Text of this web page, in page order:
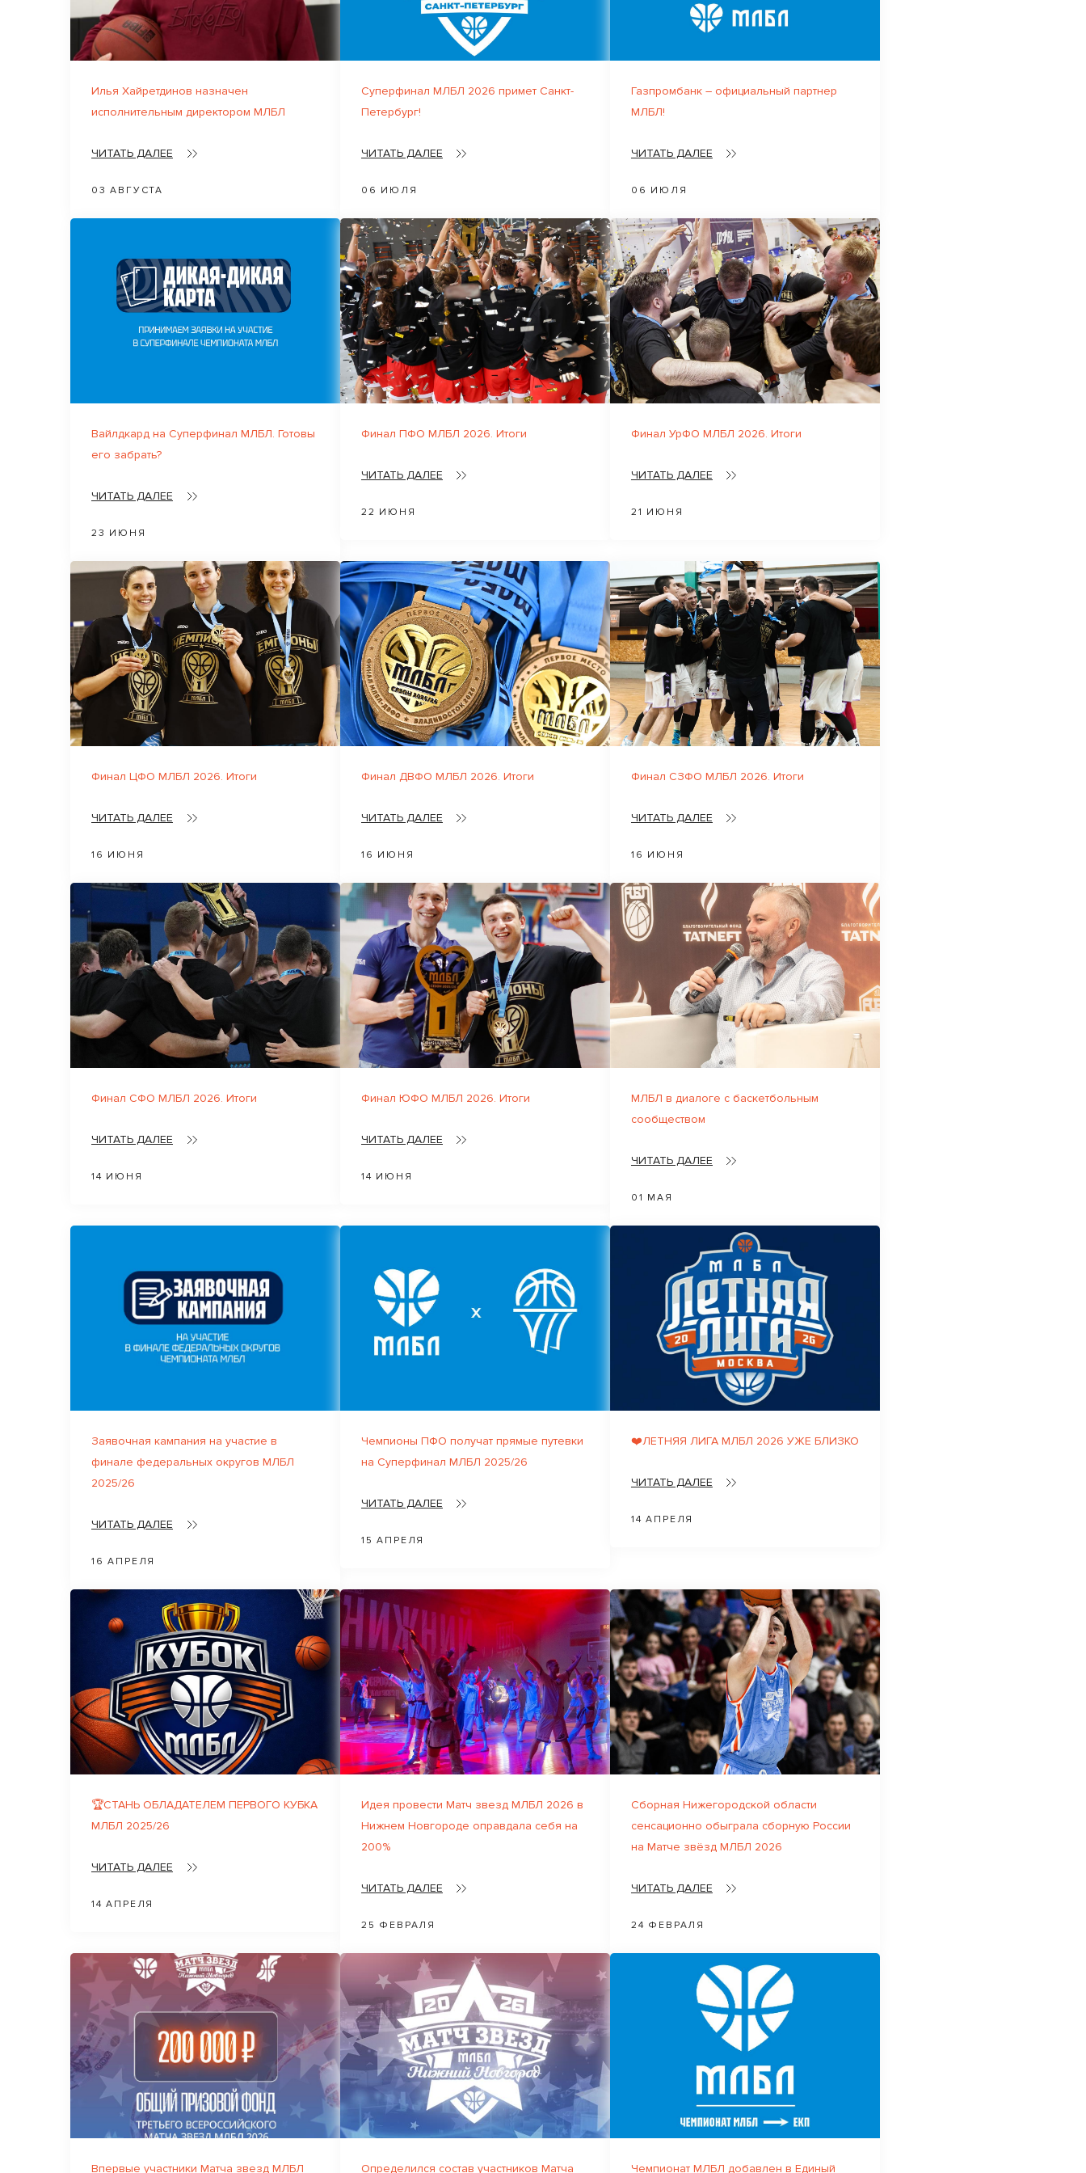
Илья Хайретдинов назначен
исполнительным директором МЛБЛ
ЧИТАТЬ ДАЛЕЕ
03 АВГУСТА
Суперфинал МЛБЛ 2026 примет Санкт-
Петербург!
ЧИТАТЬ ДАЛЕЕ
06 ИЮЛЯ
Газпромбанк – официальный партнер
МЛБЛ!
ЧИТАТЬ ДАЛЕЕ
06 ИЮЛЯ
Вайлдкард на Суперфинал МЛБЛ. Готовы
его забрать?
ЧИТАТЬ ДАЛЕЕ
23 ИЮНЯ
Финал ПФО МЛБЛ 2026. Итоги
ЧИТАТЬ ДАЛЕЕ
22 ИЮНЯ
Финал УрФО МЛБЛ 2026. Итоги
ЧИТАТЬ ДАЛЕЕ
21 ИЮНЯ
Финал ЦФО МЛБЛ 2026. Итоги
ЧИТАТЬ ДАЛЕЕ
16 ИЮНЯ
Финал ДВФО МЛБЛ 2026. Итоги
ЧИТАТЬ ДАЛЕЕ
16 ИЮНЯ
Финал СЗФО МЛБЛ 2026. Итоги
ЧИТАТЬ ДАЛЕЕ
16 ИЮНЯ
Финал СФО МЛБЛ 2026. Итоги
ЧИТАТЬ ДАЛЕЕ
14 ИЮНЯ
Финал ЮФО МЛБЛ 2026. Итоги
ЧИТАТЬ ДАЛЕЕ
14 ИЮНЯ
МЛБЛ в диалоге с баскетбольным
сообществом
ЧИТАТЬ ДАЛЕЕ
01 МАЯ
Заявочная кампания на участие в
финале федеральных округов МЛБЛ
2025/26
ЧИТАТЬ ДАЛЕЕ
16 АПРЕЛЯ
Чемпионы ПФО получат прямые путевки
на Суперфинал МЛБЛ 2025/26
ЧИТАТЬ ДАЛЕЕ
15 АПРЕЛЯ
❤️ЛЕТНЯЯ ЛИГА МЛБЛ 2026 УЖЕ БЛИЗКО
ЧИТАТЬ ДАЛЕЕ
14 АПРЕЛЯ
🏆СТАНЬ ОБЛАДАТЕЛЕМ ПЕРВОГО КУБКА
МЛБЛ 2025/26
ЧИТАТЬ ДАЛЕЕ
14 АПРЕЛЯ
Идея провести Матч звезд МЛБЛ 2026 в
Нижнем Новгороде оправдала себя на
200%
ЧИТАТЬ ДАЛЕЕ
25 ФЕВРАЛЯ
Сборная Нижегородской области
сенсационно обыграла сборную России
на Матче звёзд МЛБЛ 2026
ЧИТАТЬ ДАЛЕЕ
24 ФЕВРАЛЯ
Впервые участники Матча звезд МЛБЛ Определился состав участников Матча Чемпионат МЛБЛ добавлен в Единый